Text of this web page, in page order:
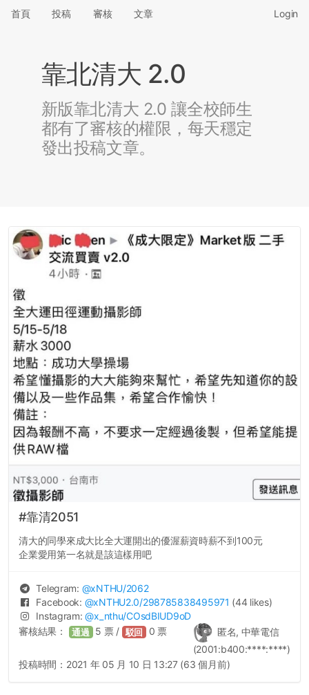
首頁 投稿 審核 文章 Login
靠北清大 2.0
新版靠北清大 2.0 讓全校師生
都有了審核的權限，每天穩定
發出投稿文章。
#靠清2051
清大的同學來成大比全大運開出的優渥薪資時薪不到100元
企業愛用第一名就是該這樣用吧
Telegram: @xNTHU/2062
Facebook: @xNTHU2.0/298785838495971 (44 likes)
Instagram:@x_nthu/COsdBIUD9oD
匿名, 中華電信
(2001:b400:****:****)
審核結果： 通過 5 票 / 駁回 0 票
投稿時間： 2021 年 05 月 10 日 13:27 (63 個月前)